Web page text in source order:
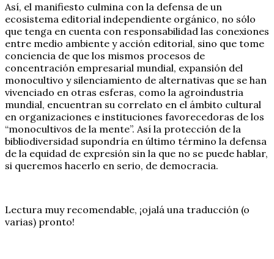
Así, el manifiesto culmina con la defensa de un
ecosistema editorial independiente orgánico, no sólo
que tenga en cuenta con responsabilidad las conexiones
entre medio ambiente y acción editorial, sino que tome
conciencia de que los mismos procesos de
concentración empresarial mundial, expansión del
monocultivo y silenciamiento de alternativas que se han
vivenciado en otras esferas, como la agroindustria
mundial, encuentran su correlato en el ámbito cultural
en organizaciones e instituciones favorecedoras de los
“monocultivos de la mente”. Así la protección de la
bibliodiversidad supondría en último término la defensa
de la equidad de expresión sin la que no se puede hablar,
si queremos hacerlo en serio, de democracia.
Lectura muy recomendable, ¡ojalá una traducción (o
varias) pronto!